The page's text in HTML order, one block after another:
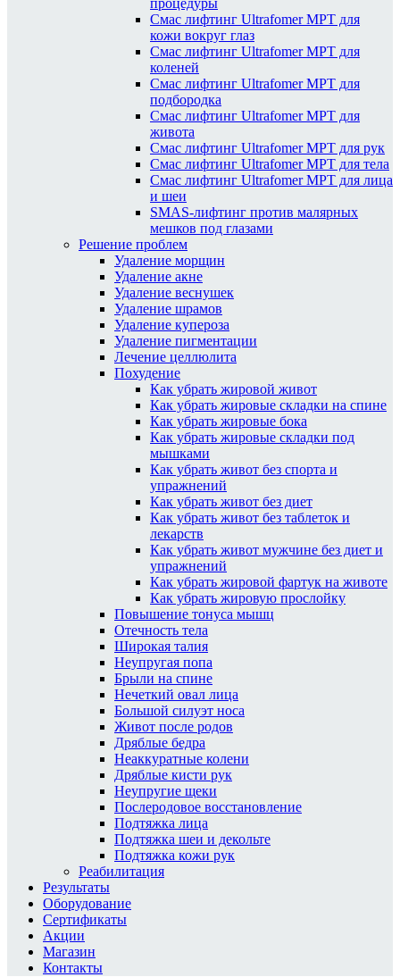
процедуры
Смас лифтинг Ultrafomer MPT для
кожи вокруг глаз
Смас лифтинг Ultrafomer MPT для
коленей
Смас лифтинг Ultrafomer MPT для
подбородка
Смас лифтинг Ultrafomer MPT для
живота
Смас лифтинг Ultrafomer MPT для рук
Смас лифтинг Ultrafomer MPT для тела
Смас лифтинг Ultrafomer MPT для лица
и шеи
SMAS-лифтинг против малярных
мешков под глазами
Решение проблем
Удаление морщин
Удаление акне
Удаление веснушек
Удаление шрамов
Удаление купероза
Удаление пигментации
Лечение целлюлита
Похудение
Как убрать жировой живот
Как убрать жировые складки на спине
Как убрать жировые бока
Как убрать жировые складки под
мышками
Как убрать живот без спорта и
упражнений
Как убрать живот без диет
Как убрать живот без таблеток и
лекарств
Как убрать живот мужчине без диет и
упражнений
Как убрать жировой фартук на животе
Как убрать жировую прослойку
Повышение тонуса мышц
Отечность тела
Широкая талия
Неупругая попа
Брыли на спине
Нечеткий овал лица
Большой силуэт носа
Живот после родов
Дряблые бедра
Неаккуратные колени
Дряблые кисти рук
Неупругие щеки
Послеродовое восстановление
Подтяжка лица
Подтяжка шеи и декольте
Подтяжка кожи рук
Реабилитация
Результаты
Оборудование
Сертификаты
Акции
Магазин
Контакты